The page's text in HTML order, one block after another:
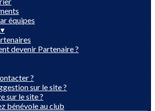
équipes
▾
devenir Partenaire ?
?
sur le site ?
sur le site ?
bénévole au club